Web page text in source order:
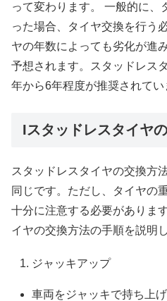
って変わります。 一般的に、
った場合、タイヤ交換を行う
ヤの年数によっても劣化が進
予想されます。スタッドレス
年から6年程度が推奨されてい
Iスタッドレスタイヤ
スタッドレスタイヤの交換方
同じです。ただし、タイヤの
十分に注意する必要がありま
イヤの交換方法の手順を説明し
ジャッキアップ
車両をジャッキで持ち上げ